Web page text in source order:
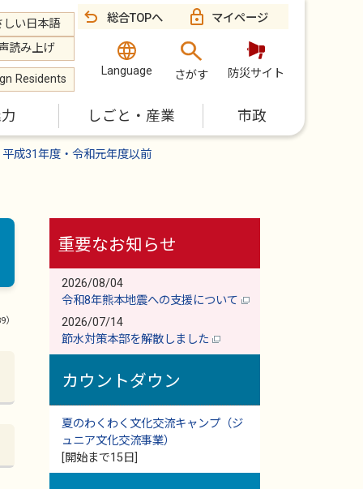
しい日本語
読み上げ
Residents
総合TOPへ マイページ
Language さがす 防災サイト
しごと・産業 市政
平成31年度・令和元年度以前
重要なお知らせ
2026/08/04
令和8年熊本地震への支援について
2026/07/14
節水対策本部を解散しました
カウントダウン
夏のわくわく文化交流キャンプ（ジ
ュニア文化交流事業）
[開始まで15日]